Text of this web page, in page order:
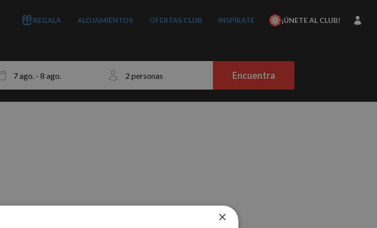
REGALA ALOJAMIENTOS OFERTAS CLUB INSPÍRATE ¡ÚNETE AL CLUB!
Encuentra
×